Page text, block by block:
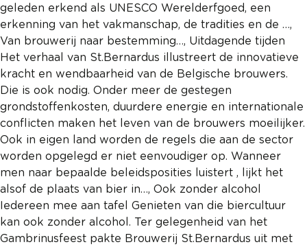
ADVERTEREN
MELDPUNT
PERS/PUBLICATIES
FACEBOOK
LINKS
geleden erkend als UNESCO Werelderfgoed, een
erkenning van het vakmanschap, de tradities en de …,
Van brouwerij naar bestemming…, Uitdagende tijden
Het verhaal van St.Bernardus illustreert de innovatieve
kracht en wendbaarheid van de Belgische brouwers.
Die is ook nodig. Onder meer de gestegen
grondstoffenkosten, duurdere energie en internationale
conflicten maken het leven van de brouwers moeilijker.
Ook in eigen land worden de regels die aan de sector
worden opgelegd er niet eenvoudiger op. Wanneer
men naar bepaalde beleidsposities luistert , lijkt het
alsof de plaats van bier in…, Ook zonder alcohol
Iedereen mee aan tafel Genieten van die biercultuur
kan ook zonder alcohol. Ter gelegenheid van het
Gambrinusfeest pakte Brouwerij St.Bernardus uit met